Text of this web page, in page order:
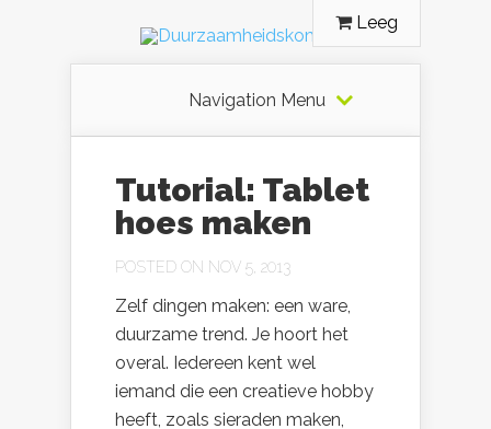
Leeg
Navigation Menu
Tutorial: Tablet
hoes maken
POSTED ON NOV 5, 2013
Zelf dingen maken: een ware,
duurzame trend. Je hoort het
overal. Iedereen kent wel
iemand die een creatieve hobby
heeft, zoals sieraden maken,